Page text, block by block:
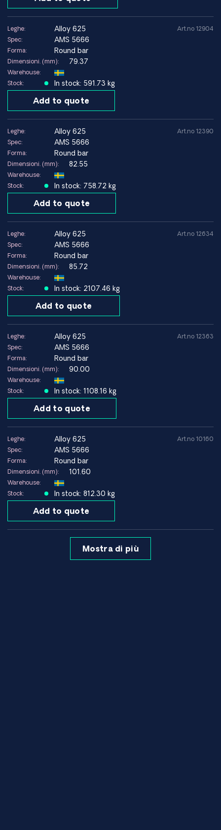
Leghe: alloy 625
Spec: AMS 5666
Forma: Round bar
Dimensioni. (mm): 79.37
Warehouse:
Stock:
In stock: 591.73 kg
Add to quote
Art.no 12904
Leghe: alloy 625
Spec: AMS 5666
Forma: Round bar
Dimensioni. (mm): 82.55
Warehouse:
Stock:
In stock: 758.72 kg
Add to quote
Art.no 12390
Leghe: alloy 625
Spec: AMS 5666
Forma: Round bar
Dimensioni. (mm): 85.72
Warehouse:
Stock:
In stock: 2107.46 kg
Add to quote
Art.no 12634
Leghe: alloy 625
Spec: AMS 5666
Forma: Round bar
Dimensioni. (mm): 90.00
Warehouse:
Stock:
In stock: 1108.16 kg
Add to quote
Art.no 12363
Leghe: alloy 625
Spec: AMS 5666
Forma: Round bar
Dimensioni. (mm): 101.60
Warehouse:
Stock:
In stock: 812.30 kg
Add to quote
Art.no 10160
Mostra di più